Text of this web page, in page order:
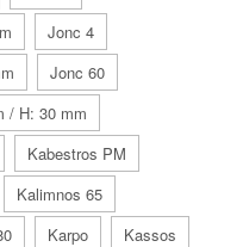
Jonc 4
Jonc 60
/ H: 30 mm
Kabestros PM
Kalimnos 65
Karpo
Kassos